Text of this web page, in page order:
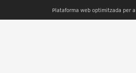
Plataforma web optimitzada per